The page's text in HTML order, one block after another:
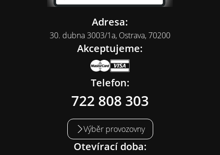
Adresa:
30. dubna 3003/1a, Ostrava, 70200
Akceptujeme:
Telefon:
722 808 303
Výběr provozovny
Otevírací doba: